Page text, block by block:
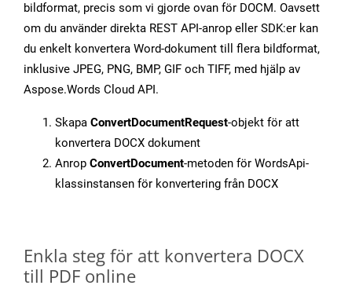
bildformat, precis som vi gjorde ovan för DOCM. Oavsett
om du använder direkta REST API-anrop eller SDK:er kan
du enkelt konvertera Word-dokument till flera bildformat,
inklusive JPEG, PNG, BMP, GIF och TIFF, med hjälp av
Aspose.Words Cloud API.
Skapa ConvertDocumentRequest-objekt för att
konvertera DOCX dokument
Anrop ConvertDocument-metoden för WordsApi-
klassinstansen för konvertering från DOCX
Enkla steg för att konvertera DOCX
till PDF online